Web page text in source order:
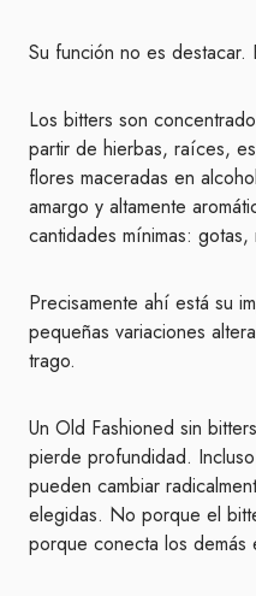
Su función no es destacar.
Los bitters son
partir de hierbas, raíces,
flores maceradas en
amargo y altamente
cantidades mínimas: gotas,
Precisamente ahí está su
pequeñas variaciones
trago.
Un Old Fashioned sin
pierde profundidad.
pueden cambiar
elegidas. No porque el
porque conecta los demás